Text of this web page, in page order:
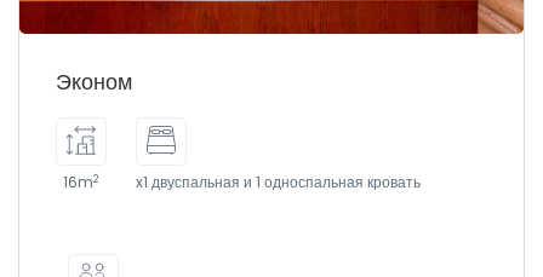
Эконом
16m2 x1 двуспальная и 1 односпальная кровать